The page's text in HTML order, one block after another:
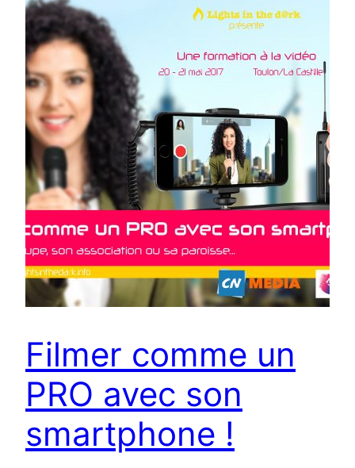
Filmer comme un
PRO avec son
smartphone !